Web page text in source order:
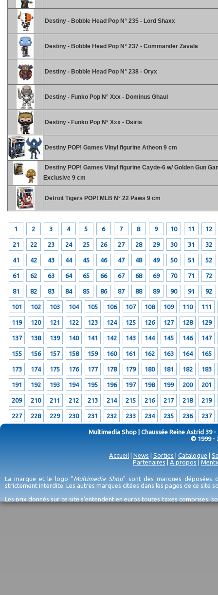
Destiny - Bobble Head Pop N° 235 - Lord Shaxx
Destiny - Bobble Head Pop N° 237 - Commander Zavala
Destiny - Bobble Head Pop N° 238 - Oryx
Destiny - Funko Pop N° Xxx - Dominus Ghaul
Destiny - Funko Pop N° Xxx - Osiris
Destiny POP! Games Vinyl figurine Atheon 9 cm
Destiny POP! Games Vinyl figurine Cayde-6 w/ Golden Gun
Exclusive 9 cm
Detroit Tigers POP! MLB N° 22 Paws 9 cm
1 2 3 4 5 6 7 8 9 10 11 12
21 22 23 24 25 26 27 28 29 30 31 32
41 42 43 44 45 46 47 48 49 50 51 52
61 62 63 64 65 66 67 68 69 70 71 72
81 82 83 84 85 86 87 88 89 90 91 92
101 102 103 104 105 106 107 108 109 110 111
119 120 121 122 123 124 125 126 127 128 129
137 138 139 140 141 142 143 144 145 146 147
155 156 157 158 159 160 161 162 163 164 165
173 174 175 176 177 178 179 180 181 182 183
191 192 193 194 195 196 197 198 199 200 201
209 210 211 212 213 214 215 216 217 218 219
227 228 229 230 231 232 233 234 235 236 237
Multimedia Shop | Chaussée Reine Astrid 39 -
© 1999 -
Accueil News Sorties Catalogue
Partenaires
A propos
La marque et le logo "Multimedia Shop" sont des marques déposées
strictement interdite. Les autres marques citées dans les pages de ce site
Les prix donnés sur ce site s'entendent en euros toutes taxes comprises,
erreurs d'encodage, et sauf épuisement du stock et/ou impossibilité de